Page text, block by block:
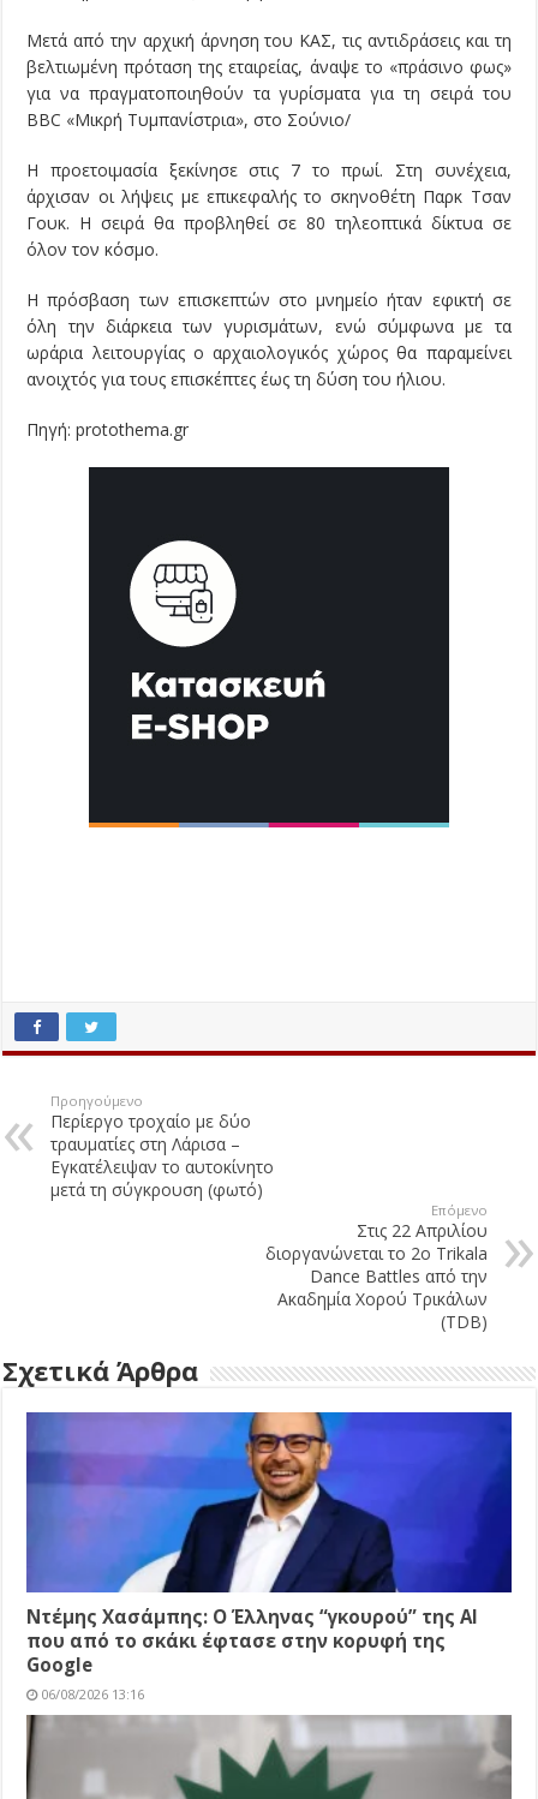
Μετά από την αρχική άρνηση του ΚΑΣ, τις αντιδράσεις και τη
βελτιωμένη πρόταση της εταιρείας, άναψε το «πράσινο φως»
για να πραγματοποιηθούν τα γυρίσματα για τη σειρά του
BBC «Μικρή Τυμπανίστρια», στο Σούνιο/
Η προετοιμασία ξεκίνησε στις 7 το πρωί. Στη συνέχεια,
άρχισαν οι λήψεις με επικεφαλής το σκηνοθέτη Παρκ Τσαν
Γουκ. Η σειρά θα προβληθεί σε 80 τηλεοπτικά δίκτυα σε
όλον τον κόσμο.
Η πρόσβαση των επισκεπτών στο μνημείο ήταν εφικτή σε
όλη την διάρκεια των γυρισμάτων, ενώ σύμφωνα με τα
ωράρια λειτουργίας ο αρχαιολογικός χώρος θα παραμείνει
ανοιχτός για τους επισκέπτες έως τη δύση του ήλιου.
Πηγή: protothema.gr
Προηγούμενο
Περίεργο τροχαίο με δύο
τραυματίες στη Λάρισα –
Εγκατέλειψαν το αυτοκίνητο
μετά τη σύγκρουση (φωτό)
Επόμενο
Στις 22 Απριλίου
διοργανώνεται το 2ο Trikala
Dance Battles από την
Ακαδημία Χορού Τρικάλων
(TDB)
Σχετικά Άρθρα
Ντέμης Χασάμπης: Ο Έλληνας “γκουρού” της AI
που από το σκάκι έφτασε στην κορυφή της
Google
06/08/2026 13:16